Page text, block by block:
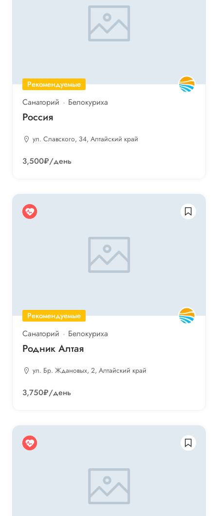
Рекомендуемые
Санаторий Белокуриха
Россия
ул. Славского, 34, Алтайский край
3,500₽/день
Рекомендуемые
Санаторий Белокуриха
Родник Алтая
ул. Бр. Ждановых, 2, Алтайский край
3,750₽/день